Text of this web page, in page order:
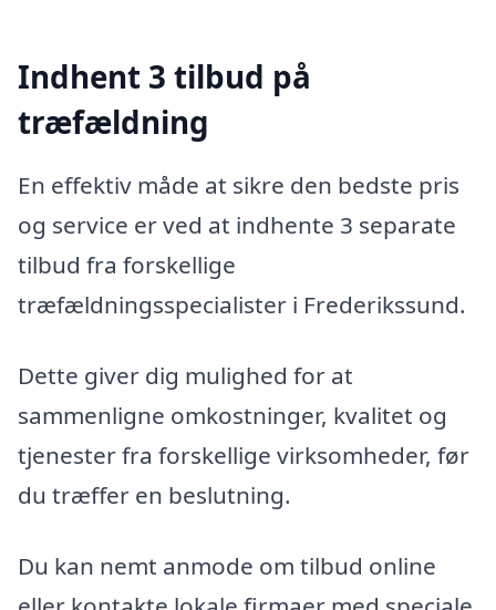
Indhent 3 tilbud på
træfældning
En effektiv måde at sikre den bedste pris
og service er ved at indhente 3 separate
tilbud fra forskellige
træfældningsspecialister i Frederikssund.
Dette giver dig mulighed for at
sammenligne omkostninger, kvalitet og
tjenester fra forskellige virksomheder, før
du træffer en beslutning.
Du kan nemt anmode om tilbud online